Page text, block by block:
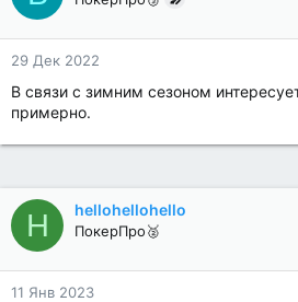
29 Дек 2022
В связи с зимним сезоном
примерно.
H hellohellohello
ПокерПро🥈
11 Янв 2023